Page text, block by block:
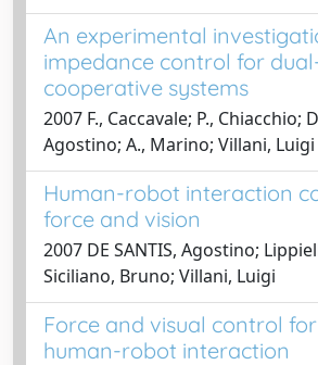
An experimental
impedance control for
cooperative systems
2007 F., Caccavale; P., Chiacchio;
Agostino; A., Marino; Villani, Luigi
Human-robot interaction
force and vision
2007 DE SANTIS, Agostino;
Siciliano, Bruno; Villani, Luigi
Force and visual control
human-robot interaction